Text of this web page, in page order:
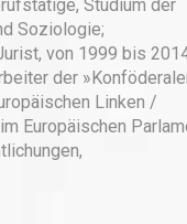
Studium der
Soziologie;
von 1999 bis
der
Linken /
Europäischen